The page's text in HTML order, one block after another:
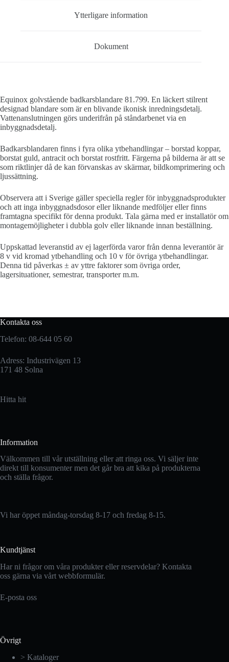
Ytterligare information
Dokument
Equinox golvstående badkarsblandare 81.799. En läckert stilrent
designad blandare som är en blivande ikonisk inredningsdetalj.
Vattenanslutningen görs underifrån på ståndarbenet via en
inbyggnadsdetalj.
Badkarsblandaren finns i fyra olika ytbehandlingar – borstad koppar,
borstat guld, antracit och borstat rostfritt. Färgerna på bilderna är att se
som riktlinjer då de kan förvanskas av skärmar, bildkomprimering och
ljussättning.
Observera att i Sverige gäller speciella regler för inbyggnadsprodukter
och att inga inbyggnadsdosor eller liknande medföljer eller finns
framtagna specifikt för denna produkt. Tala gärna med er installatör om
montagemöjligheter i dubbla golv eller liknande innan beställning.
Uppskattad leveranstid av ej lagerförda varor från denna leverantör är
8 v vid kromad ytbehandling och 10 v för övriga ytbehandlingar.
Denna tid påverkas ± av yttre faktorer som övriga order,
lagersituationer, semestrar, transporter m.m.
Kontakta oss
Telefon: 08-644 05 60
Adress: Industrivägen 13
171 48 Solna
Hitta hit
Information
Välkommen till vår utställning eller att ringa oss. Vi säljer inte
direkt till konsumenter men det går bra att kika på produkterna
och ställa frågor.
Vi har öppet måndag-torsdag 8-17 och fredag 8-15.
Kundtjänst
Har ni frågor om våra produkter eller reservdelar? Kontakta
oss gärna via vårt webbformulär.
E-posta oss
Övrigt
> Kataloger